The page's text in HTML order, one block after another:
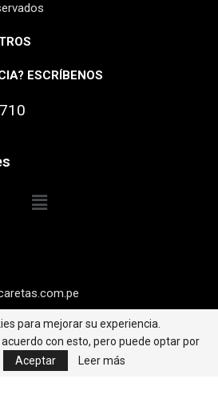
ESCRÍBENOS
para mejorar su experiencia.
con esto, pero puede optar por
Aceptar Leer más